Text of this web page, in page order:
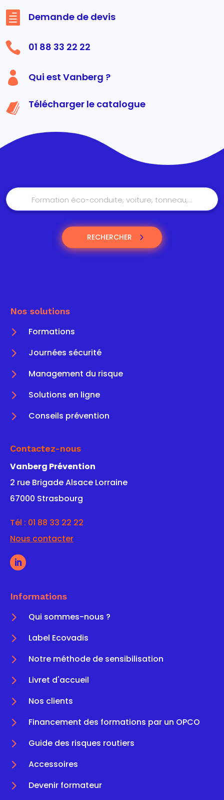
 Demande de devis
 01 88 33 22 22
 Qui est Vanberg ?
Télécharger le catalogue
RECHERCHER
Nos solutions
5 Formations
5 Journées sécurité
5 Management du risque
5 Solutions en ligne
5 Conseils prévention
Contactez-nous
Vanberg Prévention
2 rue Brigade Alsace Lorraine
67000 Strasbourg
Tél : 01 88 33 22 22
Nous contacter
Informations
5 Qui sommes-nous ?
5 Label Ecovadis
5 Notre méthode de sensibilisation
5 Livret d'accueil
5 Nos clients
5 Financement des formations par un OPCO
5 Guide des risques routiers
5 Accessoires
5 Devenir formateur